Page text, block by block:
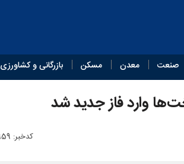
صنعت معدن مسکن بازرگانی و کشاورزی
وارد فاز جدید شد
کدخبر: 640959